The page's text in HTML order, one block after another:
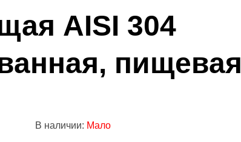
AISI 304
пищевая
В наличии: Мало